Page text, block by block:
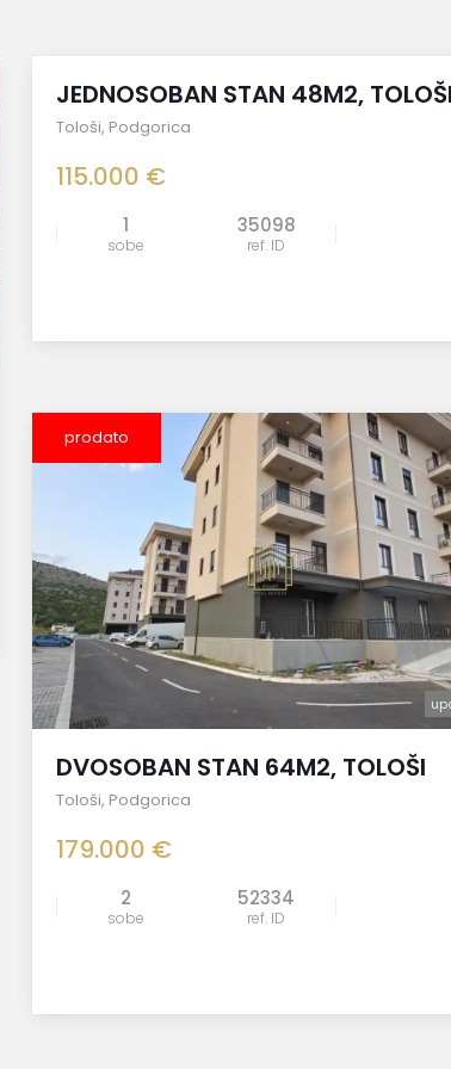
prodato
JEDNOSOBAN STAN 48M2,
Tološi, Podgorica
115.000 €
1
sobe
35098
ref. ID
prodato
DVOSOBAN STAN 64M2, TOLOŠI
Tološi, Podgorica
179.000 €
2
sobe
52334
ref. ID